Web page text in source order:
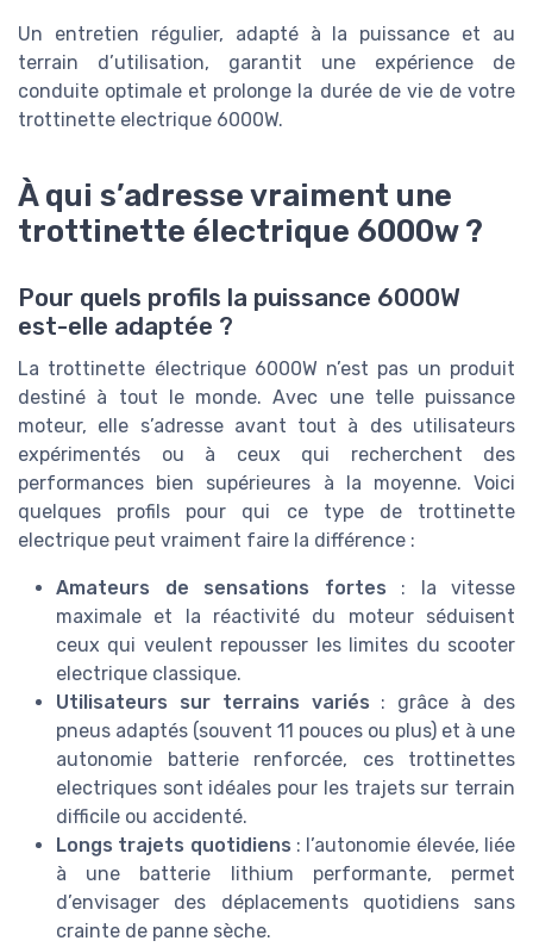
Un entretien régulier, adapté à la puissance et au
terrain d’utilisation, garantit une expérience de
conduite optimale et prolonge la durée de vie de votre
trottinette electrique 6000W.
À qui s’adresse vraiment une
trottinette électrique 6000w ?
Pour quels profils la puissance 6000W
est-elle adaptée ?
La trottinette électrique 6000W n’est pas un produit
destiné à tout le monde. Avec une telle puissance
moteur, elle s’adresse avant tout à des utilisateurs
expérimentés ou à ceux qui recherchent des
performances bien supérieures à la moyenne. Voici
quelques profils pour qui ce type de trottinette
electrique peut vraiment faire la différence :
Amateurs de sensations fortes : la vitesse
maximale et la réactivité du moteur séduisent
ceux qui veulent repousser les limites du scooter
electrique classique.
Utilisateurs sur terrains variés : grâce à des
pneus adaptés (souvent 11 pouces ou plus) et à une
autonomie batterie renforcée, ces trottinettes
electriques sont idéales pour les trajets sur terrain
difficile ou accidenté.
Longs trajets quotidiens : l’autonomie élevée, liée
à une batterie lithium performante, permet
d’envisager des déplacements quotidiens sans
crainte de panne sèche.